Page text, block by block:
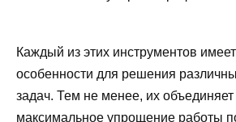
Каждый из этих инструментов
особенности для решения
задач. Тем не менее, их
максимальное упрощение работы